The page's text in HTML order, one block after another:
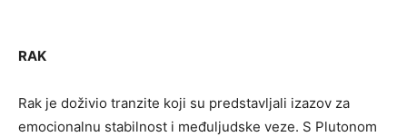
RAK
Rak je doživio tranzite koji su predstavljali izazov za
emocionalnu stabilnost i međuljudske veze. S Plutonom